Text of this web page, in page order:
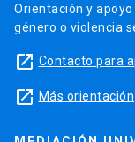
Orientación y
género o violencia
launch Contacto para
launch Más orientación